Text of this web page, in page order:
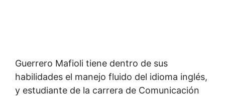
Guerrero Mafioli tiene dentro de sus
habilidades el manejo fluido del idioma inglés,
y estudiante de la carrera de Comunicación